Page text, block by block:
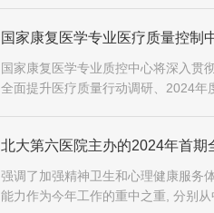
国家康复医学专业医疗质量控制
国家康复医学专业质控中心将深入
全面提升医疗质量行动调研、2024年
北大第六医院主办的2024年首
强调了加强精神卫生和心理健康服务
能力作为今年工作的重中之重, 分别